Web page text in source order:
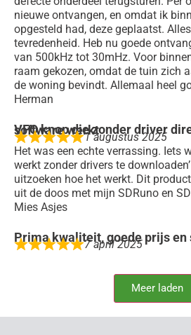
nieuwe ontvangen, en omdat ik
opgesteld had, deze geplaatst.
tevredenheid. Heb nu goede
van 500kHz tot 30mHz. Voor
raam gekozen, omdat de tuin zich
de woning bevindt. Allemaal heel
Herman
VFO knop die zonder driver direct met jou SDR software werkt1 augustus 2025
Het was een echte verrassing. Iets
werkt zonder drivers te
uitzoeken hoe het werkt. Dit
uit de doos met mijn SDRuno en
Mies Asjes
Prima kwaliteit, goede prijs en
7 april 2025
Meer laden